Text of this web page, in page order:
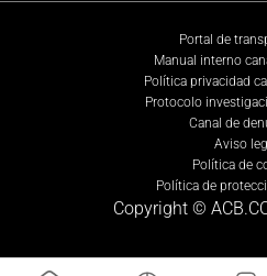
Portal de
Manual interno
Política privacidad
Protocolo
Canal de
Aviso
Política de
Política de
Copyright ©